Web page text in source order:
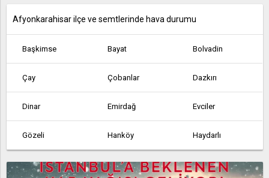
Afyonkarahisar ilçe ve semtlerinde hava durumu
Başkimse Bayat Bolvadin
Çay Çobanlar Dazkırı
Dinar Emirdağ Evciler
Gözeli Hanköy Haydarlı
Hocalar İhsaniye İşçehisar